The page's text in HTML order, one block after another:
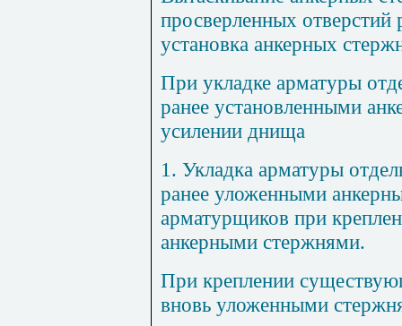
просверленных отверстий
установка анкерных
При укладке арматуры
ранее установленными
усилении днища
1 . Укладка арматуры
ранее уложенными
арматурщиков при
анкерными стержнями.
При креплении
вновь уложенными